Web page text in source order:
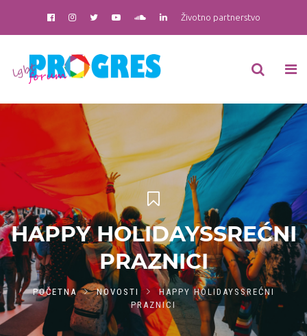
Životno partnerstvo
HAPPY HOLIDAYSSREĆNI
PRAZNICI
POČETNA NOVOSTI
HAPPY HOLIDAYSSREĆNI
PRAZNICI